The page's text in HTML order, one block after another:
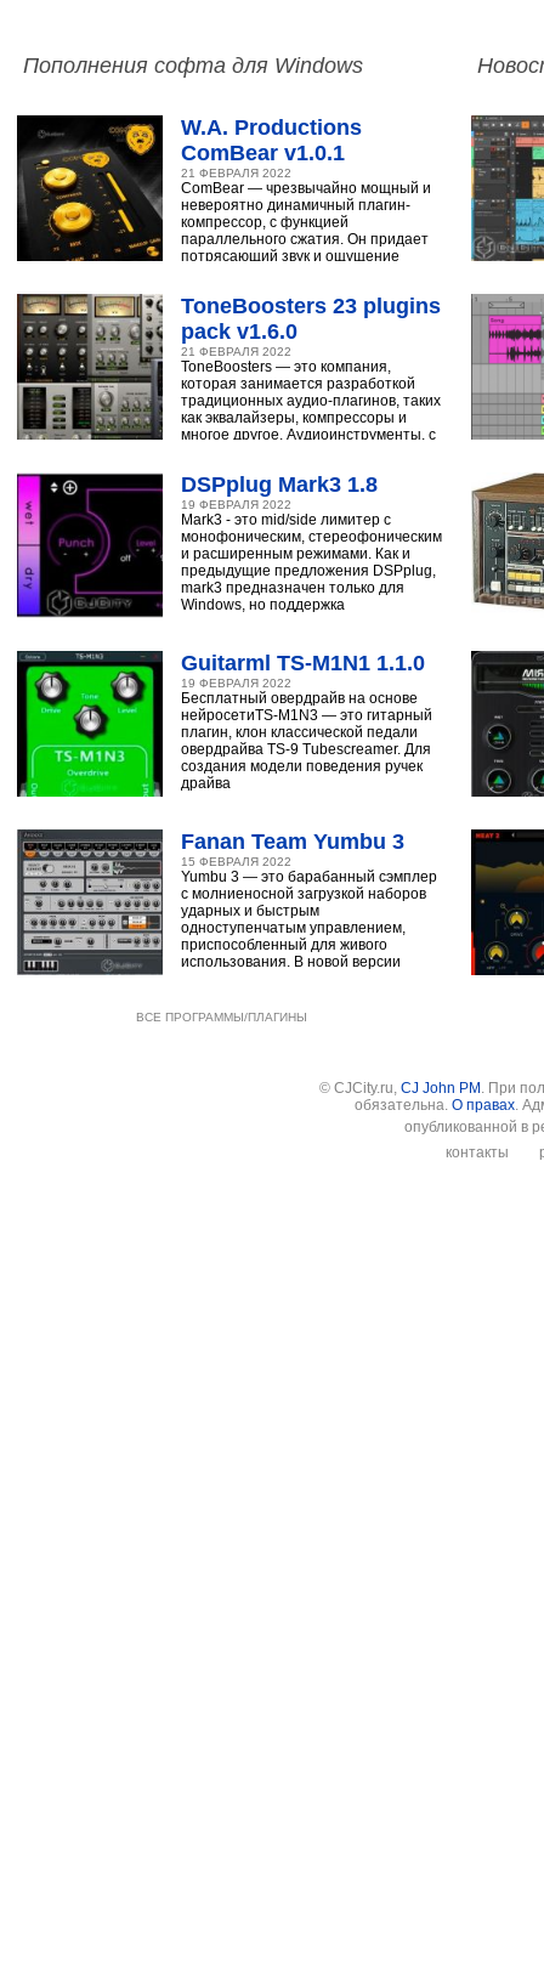
Пополнения софта для Windows
W.A. Productions
ComBear v1.0.1
21 ФЕВРАЛЯ 2022
ComBear — чрезвычайно мощный и
невероятно динамичный плагин-
компрессор, с функцией
параллельного сжатия. Он придает
потрясающий звук и ощущение
ToneBoosters 23 plugins
pack v1.6.0
21 ФЕВРАЛЯ 2022
ToneBoosters — это компания,
которая занимается разработкой
традиционных аудио-плагинов, таких
как эквалайзеры, компрессоры и
многое другое. Аудиоинструменты, с
DSPplug Mark3 1.8
19 ФЕВРАЛЯ 2022
Mark3 - это mid/side лимитер с
монофоническим, стереофоническим
и расширенным режимами. Как и
предыдущие предложения DSPplug,
mark3 предназначен только для
Windows, но поддержка
Guitarml TS-M1N1 1.1.0
19 ФЕВРАЛЯ 2022
Бесплатный овердрайв на основе
нейросетиTS-M1N3 — это гитарный
плагин, клон классической педали
овердрайва TS-9 Tubescreamer. Для
создания модели поведения ручек
драйва
Fanan Team Yumbu 3
15 ФЕВРАЛЯ 2022
Yumbu 3 — это барабанный сэмплер
с молниеносной загрузкой наборов
ударных и быстрым
одноступенчатым управлением,
приспособленный для живого
использования. В новой версии
ВСЕ ПРОГРАММЫ/ПЛАГИНЫ
© CJCity.ru, CJ John PM . При
обязательна. О правах.
опубликованной в
контакты